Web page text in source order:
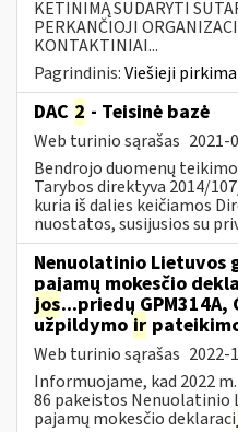
KETINIMĄ SUDARYTI
PERKANČIOJI
KONTAKTINIAI...
Pagrindinis:Viešieji
DAC 2 - Teisinė bazė
Web turinio sąrašas 2021-
Bendrojo duomenų
Tarybos direktyva 2014/
kuria iš dalies keičiamos
nuostatos, susijusios su
Nenuolatinio Lietuvos
pajamų mokesčio
jos...priedų GPM314A,
užpildymo ir
Web turinio sąrašas 2022-
Informuojame, kad 2022
86 pakeistos Nenuolatinio
pajamų mokesčio deklaraci